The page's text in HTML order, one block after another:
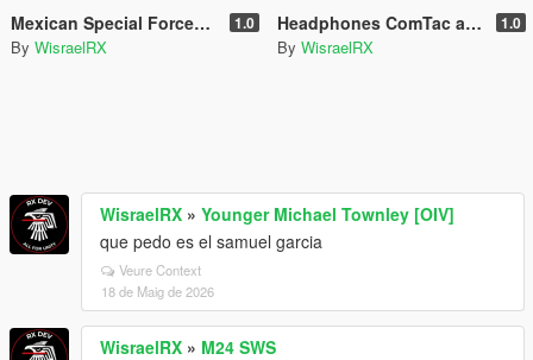
Mexican Special Forces Flags [SP/FiveM] 1.0
By WisraelRX
Headphones ComTac and Cap [GB] 1.0
By WisraelRX
WisraelRX » Younger Michael Townley [OIV]
que pedo es el samuel garcia
Veure Context
18 de Maig de 2026
WisraelRX » M24 SWS